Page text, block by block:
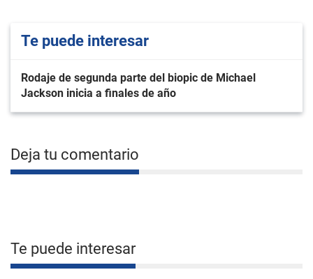
Te puede interesar
Rodaje de segunda parte del biopic de Michael
Jackson inicia a finales de año
Deja tu comentario
Te puede interesar